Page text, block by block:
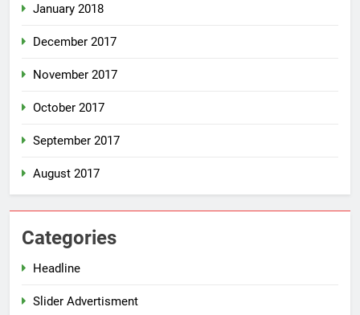
January 2018
December 2017
November 2017
October 2017
September 2017
August 2017
Categories
Headline
Slider Advertisment